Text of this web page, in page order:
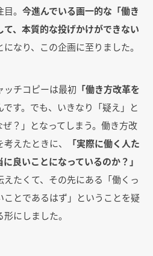
。 今進んでいる画一的な「働き
て、本質的な投げかけができない
なり、この企画に至りました。
ッチコピーは最初 「働き方改革を
です。でも、いきなり「疑え」と
？」となってしまう。働き方改
えたときに、
「実際に働く人た
良いことになっているのか？」
えたくて、その先にある「働くっ
ことであるはず」ということを疑
にしました。